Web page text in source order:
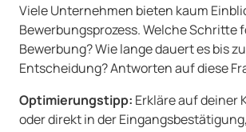
Viele Unternehmen bieten kaum
Bewerbungsprozess. Welche Schritte
Bewerbung? Wie lange dauert es bis
Entscheidung? Antworten auf diese
Optimierungstipp: Erkläre auf deiner
oder direkt in der